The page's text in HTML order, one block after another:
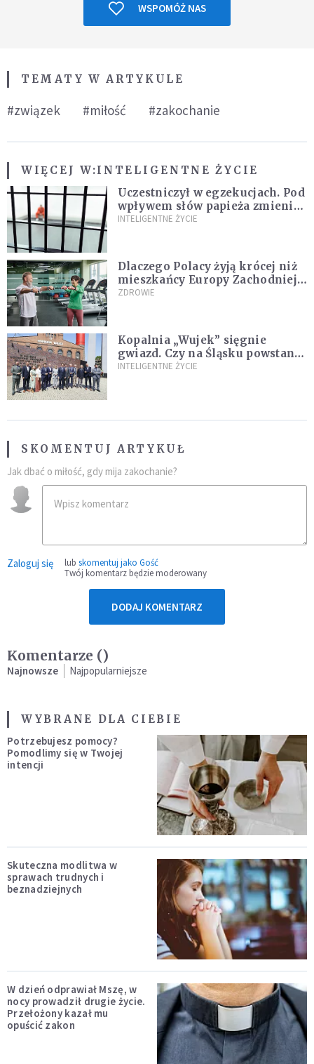
WSPOMÓŻ NAS
TEMATY W ARTYKULE
#związek #miłość #zakochanie
WIĘCEJ W:INTELIGENTNE ŻYCIE
Uczestniczył w egzekucjach. Pod
wpływem słów papieża zmienił
zdanie
INTELIGENTNE ŻYCIE
Dlaczego Polacy żyją krócej niż
mieszkańcy Europy Zachodniej?
Ekspertka wskazuje główne
ZDROWIE
Kopalnia „Wujek” sięgnie
gwiazd. Czy na Śląsku powstanie
„Dolina Krzemowa”?
INTELIGENTNE ŻYCIE
SKOMENTUJ ARTYKUŁ
Jak dbać o miłość, gdy mija zakochanie?
Zaloguj się lub skomentuj jako Gość
Twój komentarz będzie moderowany
DODAJ KOMENTARZ
Komentarze ()
Najnowsze Najpopularniejsze
WYBRANE DLA CIEBIE
Potrzebujesz pomocy?
Pomodlimy się w Twojej
intencji
Skuteczna modlitwa w
sprawach trudnych i
beznadziejnych
W dzień odprawiał Mszę, w
nocy prowadził drugie życie.
Przełożony kazał mu
opuścić zakon